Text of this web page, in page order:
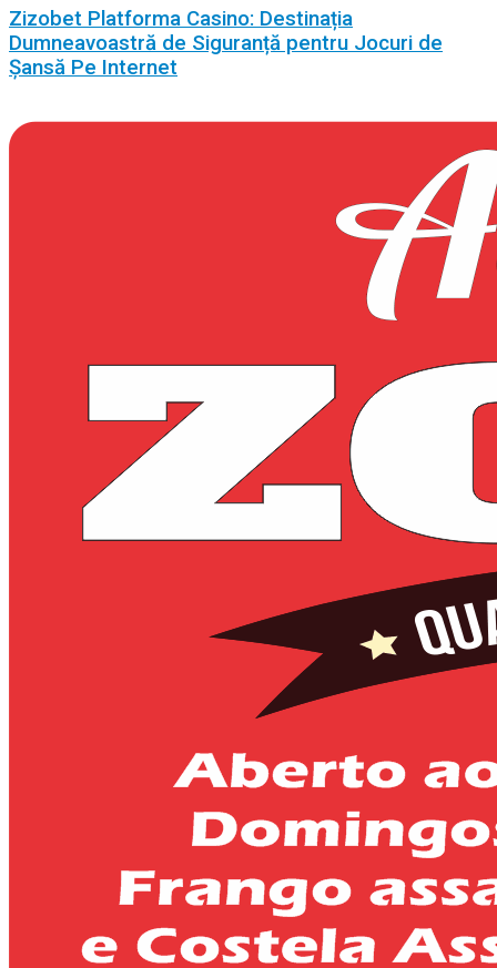
Zizobet Platforma Casino: Destinația
Dumneavoastră de Siguranță pentru Jocuri de
Șansă Pe Internet